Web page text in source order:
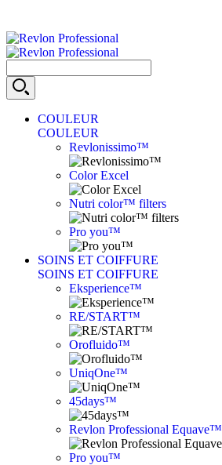
COULEUR
COULEUR
Revlonissimo™
Color Excel
Nutri color™ filters
Pro you™
SOINS ET COIFFURE
SOINS ET COIFFURE
Eksperience™
RE/START™
Orofluido™
UniqOne™
45days™
Revlon Professional Equave™
Pro you™